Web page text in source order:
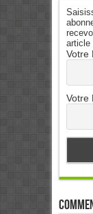
article
Votre
Votre